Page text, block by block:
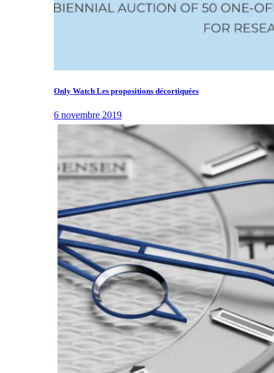
Only Watch Les propositions décortiquées
6 novembre 2019